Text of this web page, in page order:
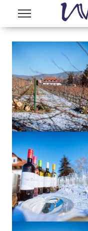
Ugrás a tartalomra